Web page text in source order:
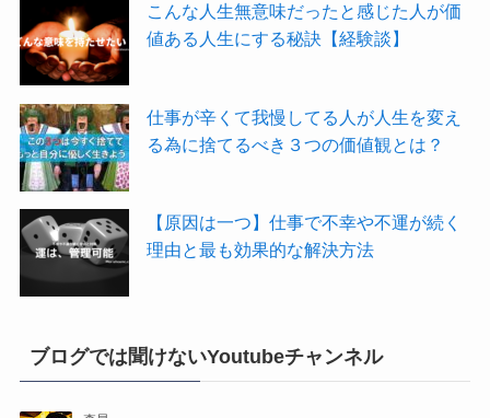
こんな人生無意味だったと感じた人が価
値ある人生にする秘訣【経験談】
仕事が辛くて我慢してる人が人生を変え
る為に捨てるべき３つの価値観とは？
【原因は一つ】仕事で不幸や不運が続く
理由と最も効果的な解決方法
ブログでは聞けないYoutubeチャンネル